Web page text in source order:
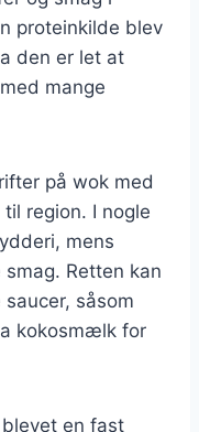
proteinkilde blev
den er let at
mange
på wok med
region. I nogle
mens
Retten kan
såsom
kokosmælk for
en fast